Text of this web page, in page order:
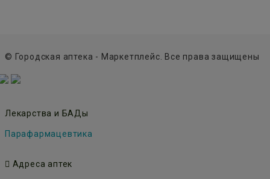
© Городская аптека - Маркетплейс. Все права защищены
Лекарства и БАДы
Парафармацевтика
Адреса аптек